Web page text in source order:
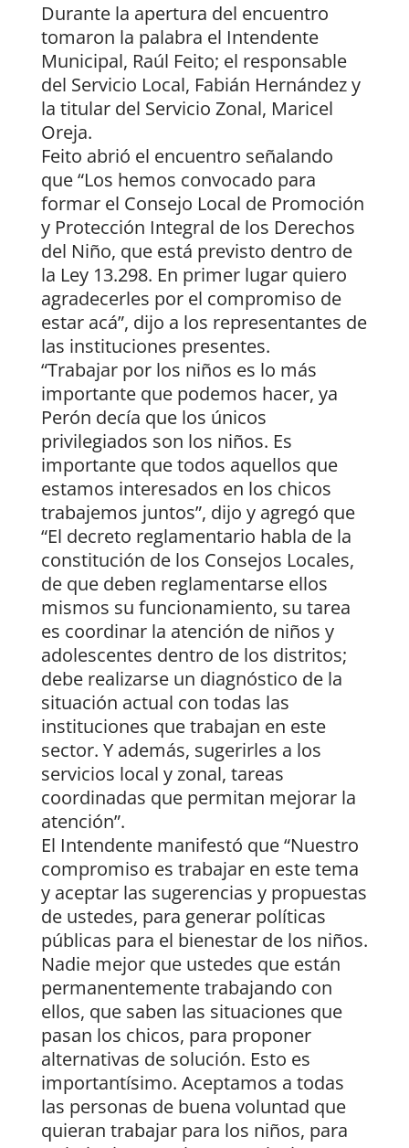
Durante la apertura del encuentro
tomaron la palabra el Intendente
Municipal, Raúl Feito; el responsable
del Servicio Local, Fabián Hernández y
la titular del Servicio Zonal, Maricel
Oreja.
Feito abrió el encuentro señalando
que “Los hemos convocado para
formar el Consejo Local de Promoción
y Protección Integral de los Derechos
del Niño, que está previsto dentro de
la Ley 13.298. En primer lugar quiero
agradecerles por el compromiso de
estar acá”, dijo a los representantes de
las instituciones presentes.
“Trabajar por los niños es lo más
importante que podemos hacer, ya
Perón decía que los únicos
privilegiados son los niños. Es
importante que todos aquellos que
estamos interesados en los chicos
trabajemos juntos”, dijo y agregó que
“El decreto reglamentario habla de la
constitución de los Consejos Locales,
de que deben reglamentarse ellos
mismos su funcionamiento, su tarea
es coordinar la atención de niños y
adolescentes dentro de los distritos;
debe realizarse un diagnóstico de la
situación actual con todas las
instituciones que trabajan en este
sector. Y además, sugerirles a los
servicios local y zonal, tareas
coordinadas que permitan mejorar la
atención”.
El Intendente manifestó que “Nuestro
compromiso es trabajar en este tema
y aceptar las sugerencias y propuestas
de ustedes, para generar políticas
públicas para el bienestar de los niños.
Nadie mejor que ustedes que están
permanentemente trabajando con
ellos, que saben las situaciones que
pasan los chicos, para proponer
alternativas de solución. Esto es
importantísimo. Aceptamos a todas
las personas de buena voluntad que
quieran trabajar para los niños, para